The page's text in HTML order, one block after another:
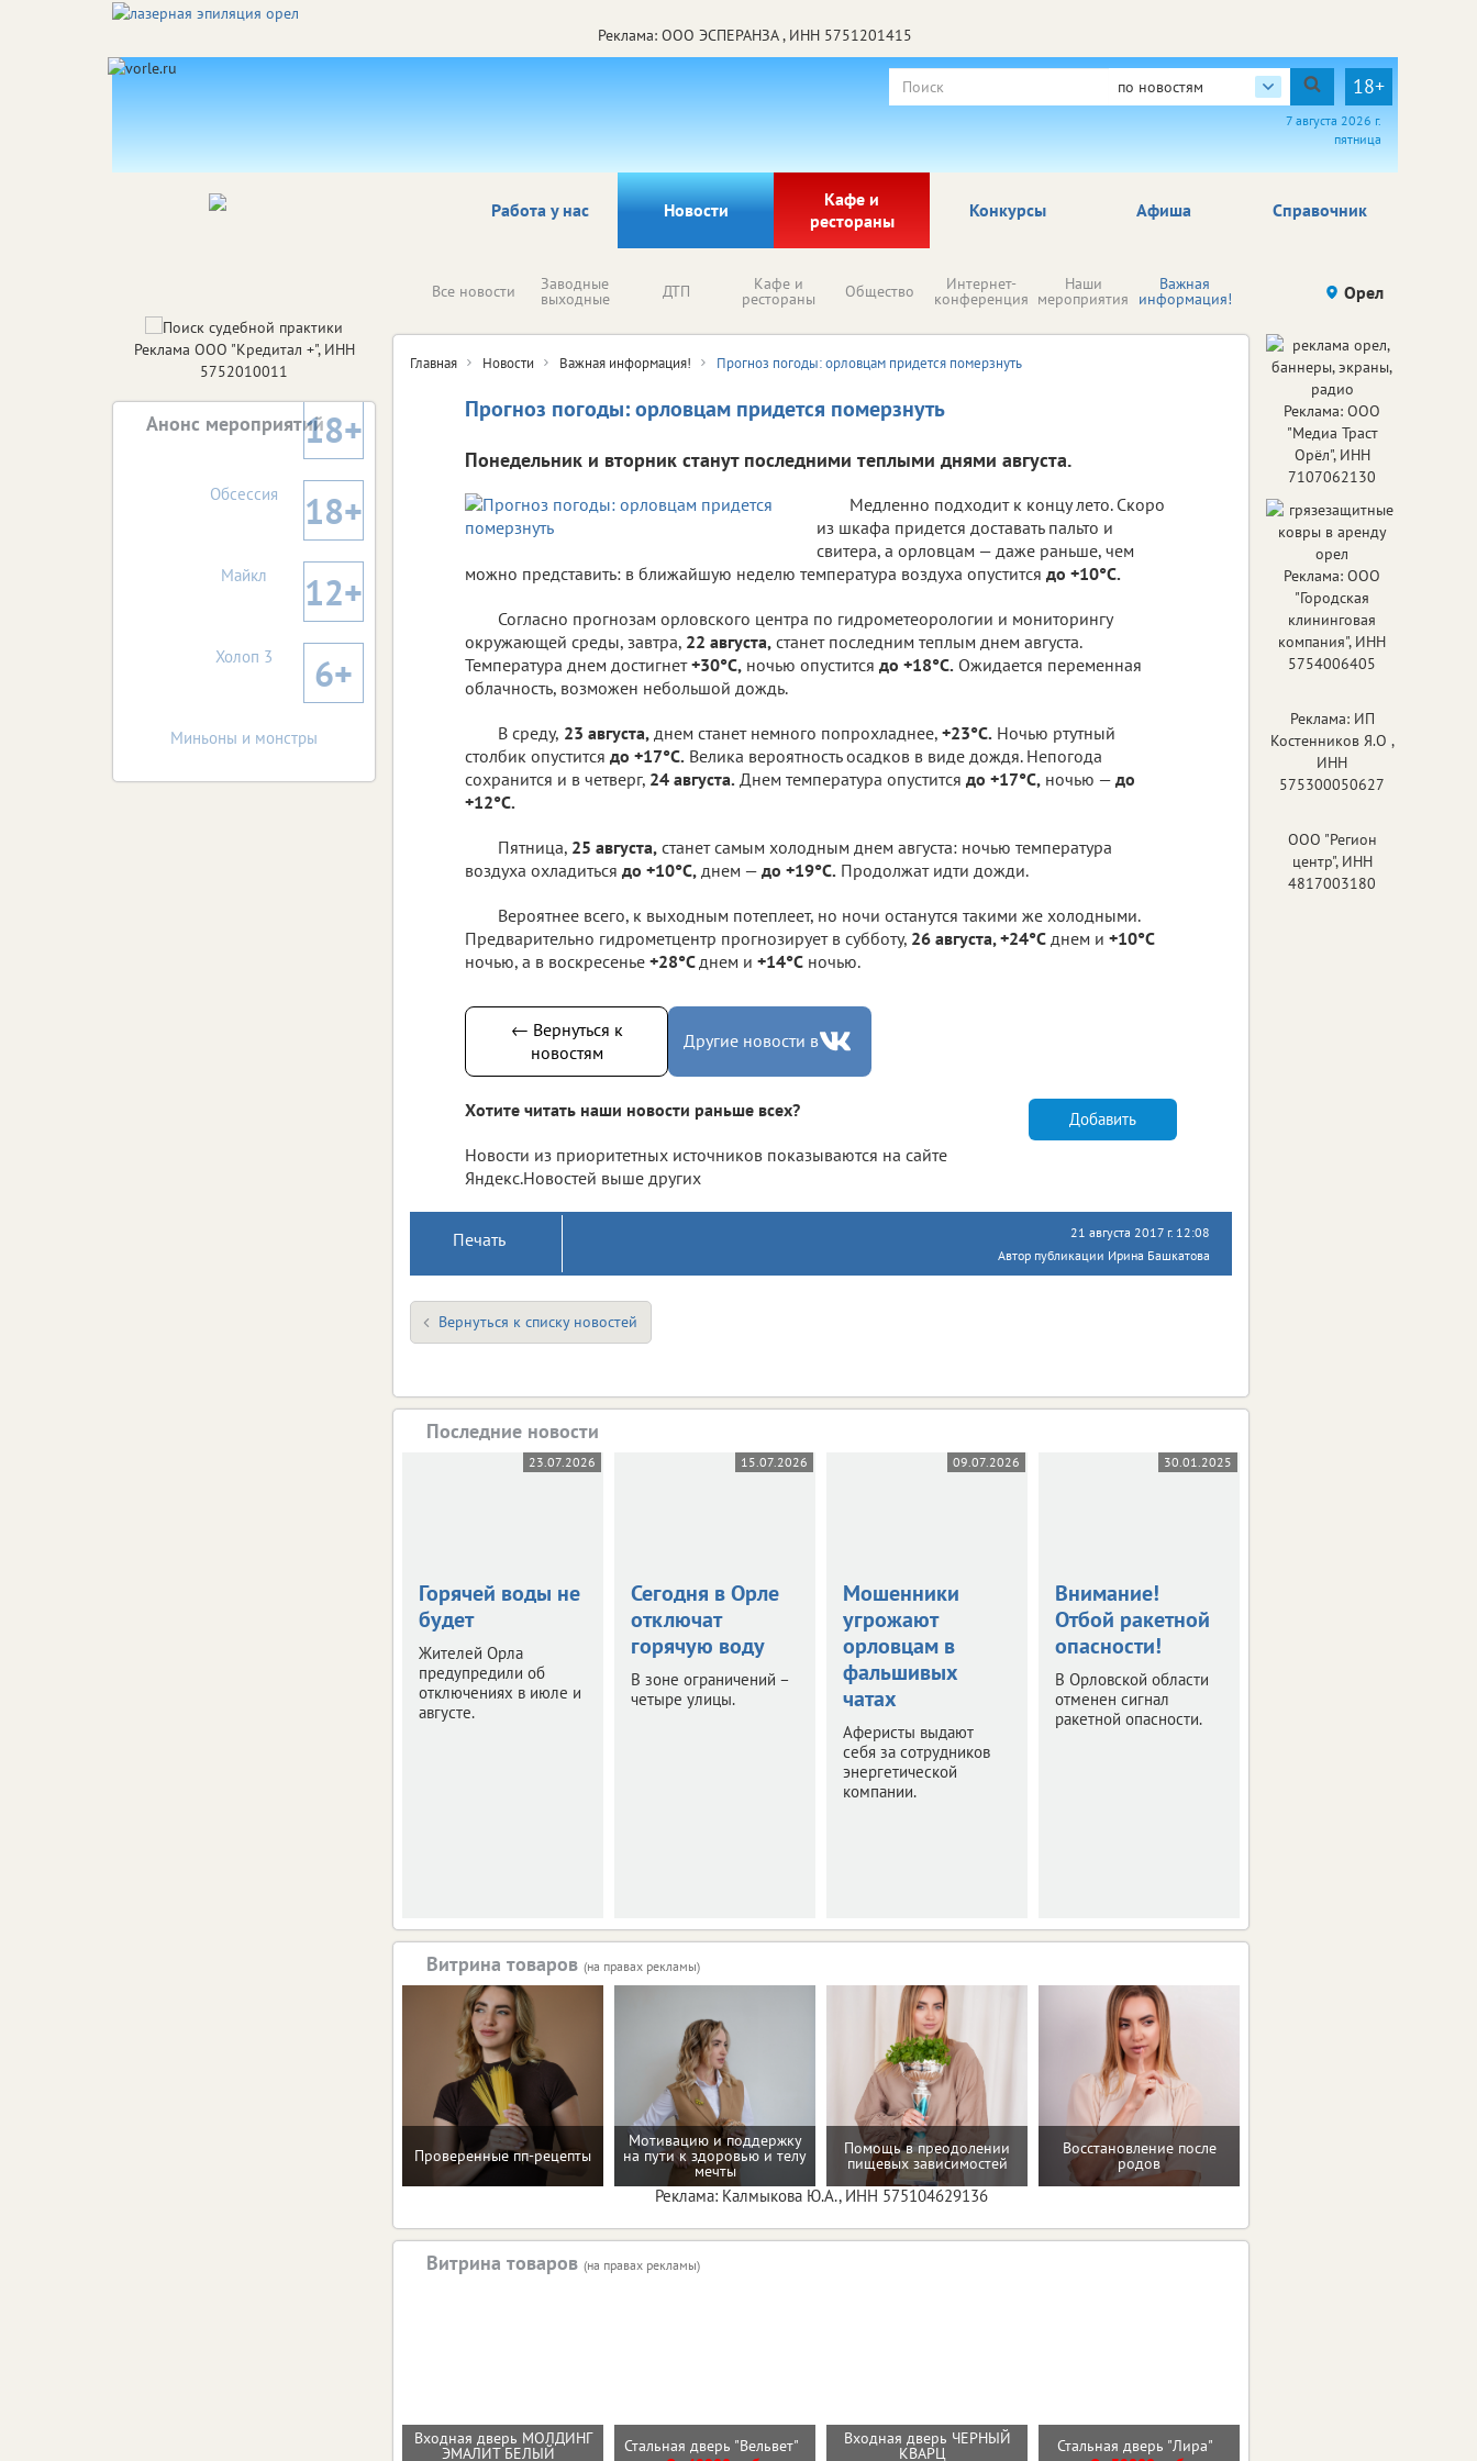
Реклама: ООО ЭСПЕРАНЗА , ИНН 5751201415
по новостям 18+
7 августа 2026 г.
пятница
Работа у нас Новости
Кафе и
рестораны
Афиша Справочник
Конкурсы
Все новости Заводные
выходные ДТП Кафе и
рестораны Общество Интернет-
конференция
Наши
мероприятия
Важная
информация! Происшествия Здоровье
Орел
Главная Новости Важная информация! Прогноз погоды: орловцам придется померзнуть
Прогноз погоды: орловцам придется померзнуть
Понедельник и вторник станут последними теплыми днями августа.
Медленно подходит к концу лето. Скоро
из шкафа придется доставать пальто и
свитера, а орловцам — даже раньше, чем
можно представить: в ближайшую неделю температура воздуха опустится до +10°C.
Согласно прогнозам орловского центра по гидрометеорологии и мониторингу
окружающей среды, завтра, 22 августа, станет последним теплым днем августа.
Температура днем достигнет+30°C, ночью опустится до +18°C. Ожидается переменная
облачность, возможен небольшой дождь.
В среду, 23 августа, днем станет немного попрохладнее, +23°C. Ночью ртутный
столбик опустится до +17°C. Велика вероятность осадков в виде дождя. Непогода
сохранится и в четверг, 24 августа. Днем температура опустится до +17°C, ночью — до
+12°C.
Пятница, 25 августа, станет самым холодным днем августа: ночью температура
воздуха охладиться до +10°C, днем — до +19°C. Продолжат идти дожди.
Вероятнее всего, к выходным потеплеет, но ночи останутся такими же холодными.
Предварительно гидрометцентр прогнозирует в субботу, 26 августа, +24°C днем и +10°C
ночью, а в воскресенье +28°C днем и +14°C ночью.
← Вернуться к
новостям
Другие новости в
Хотите читать наши новости раньше всех?
Новости из приоритетных источников показываются на сайте
Яндекс.Новостей выше других
Добавить
Печать
21 августа 2017 г. 12:08
Автор публикации Ирина Башкатова
Вернуться к списку новостей
Последние новости
23.07.2026
Горячей воды не
будет
Жителей Орла
предупредили об
отключениях в июле и
августе.
15.07.2026
Сегодня в Орле
отключат
горячую воду
В зоне ограничений –
четыре улицы.
09.07.2026
Мошенники
угрожают
орловцам в
фальшивых
чатах
Аферисты выдают
себя за сотрудников
энергетической
компании.
30.01.2025
Внимание!
Отбой ракетной
опасности!
В Орловской области
отменен сигнал
ракетной опасности.
Витрина товаров (на правах рекламы)
Проверенные пп-рецепты
Мотивацию и поддержку
на пути к здоровью и телу
мечты
Помощь в преодолении
пищевых зависимостей
Восстановление после
родов
Реклама: Калмыкова Ю.А., ИНН 575104629136
Витрина товаров (на правах рекламы)
Входная дверь МОЛДИНГ
ЭМАЛИТ БЕЛЫЙ
Стальная дверь "Вельвет"
Входная дверь ЧЕРНЫЙ
КВАРЦ
Стальная дверь "Лира"
Реклама ООО "Кредитал +", ИНН
5752010011
Анонс мероприятий18+
Обсессия 18+
Майкл 12+
Холоп 3 6+
Миньоны и монстры
Реклама: ООО
"Медиа Траст
Орёл", ИНН
7107062130
Реклама: ООО
"Городская
клининговая
компания", ИНН
5754006405
Реклама: ИП
Костенников Я.О ,
ИНН
575300050627
ООО "Регион
центр", ИНН
4817003180